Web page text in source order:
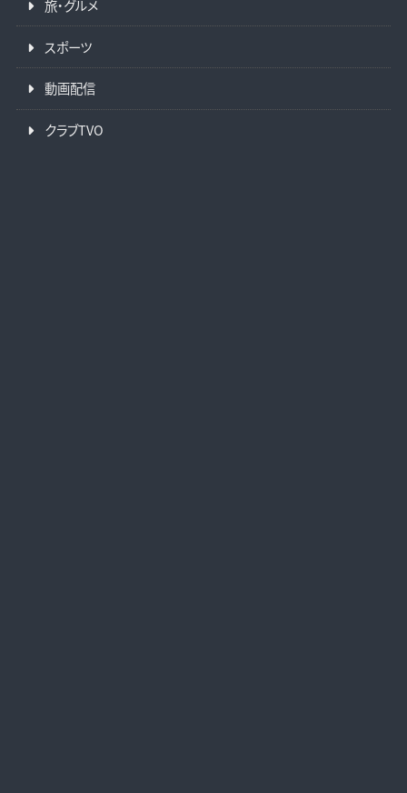
旅・グルメ
スポーツ
動画配信
クラブTVO